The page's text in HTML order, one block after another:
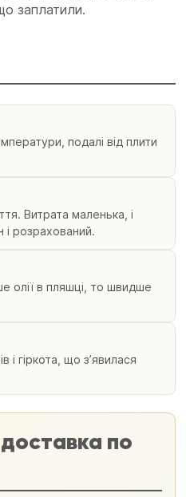
заплатили.
подалі від плити
Витрата маленька, і
і розрахований.
олії в пляшці, то швидше
і гіркота, що зʼявилася
по